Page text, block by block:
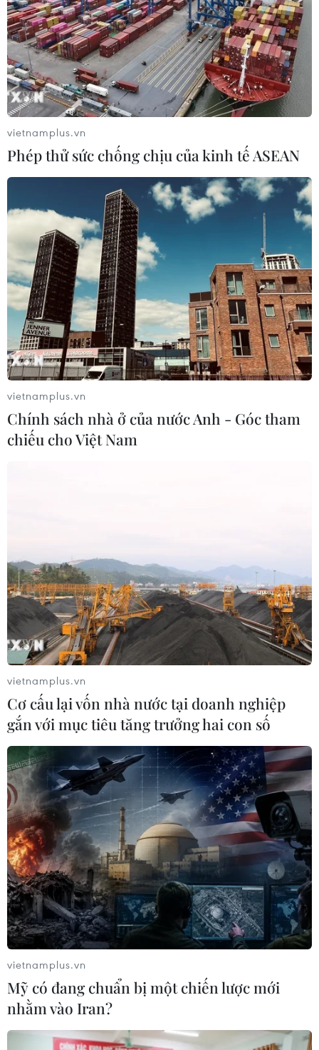
vietnamplus.vn
Phép thử sức chống chịu của kinh tế ASEAN
vietnamplus.vn
Chính sách nhà ở của nước Anh - Góc tham
chiếu cho Việt Nam
vietnamplus.vn
Cơ cấu lại vốn nhà nước tại doanh nghiệp
gắn với mục tiêu tăng trưởng hai con số
vietnamplus.vn
Mỹ có đang chuẩn bị một chiến lược mới
nhằm vào Iran?